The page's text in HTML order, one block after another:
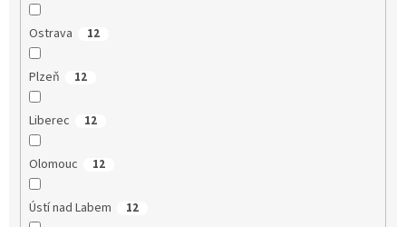
Ostrava 12
Plzeň 12
Liberec 12
Olomouc 12
Ústí nad Labem 12